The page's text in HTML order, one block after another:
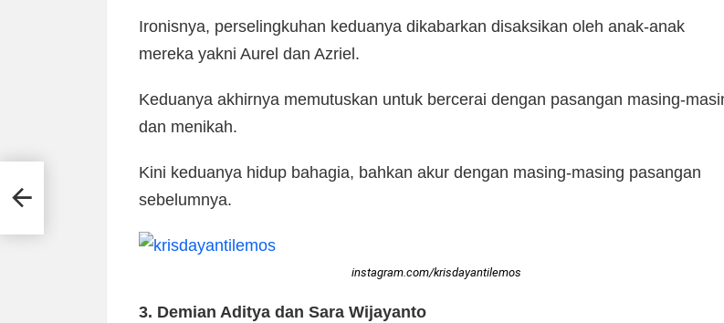
Ironisnya, perselingkuhan keduanya dikabarkan disaksikan oleh anak-anak
mereka yakni Aurel dan Azriel.
Keduanya akhirnya memutuskan untuk bercerai dengan pasangan masing-
dan menikah.
Kini keduanya hidup bahagia, bahkan akur dengan masing-masing pasangan
sebelumnya.
instagram.com/krisdayantilemos
3. Demian Aditya dan Sara Wijayanto